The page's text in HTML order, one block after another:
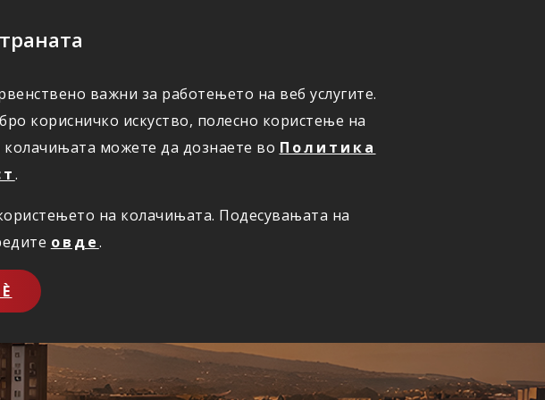
важни за работењето на веб услугите.
корисничко искуство, полесно користење на
можете да дознаете во Политика
.
на колачињата. Подесувањата на
овде.
НАС ОНЛАЈН ПРИЈАВИ ШТЕТА
интернет